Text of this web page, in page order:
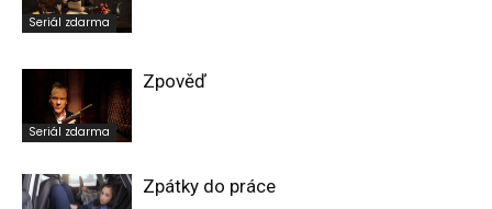
Seriál zdarma
Seriál zdarma
Zpověď
Zpátky do práce